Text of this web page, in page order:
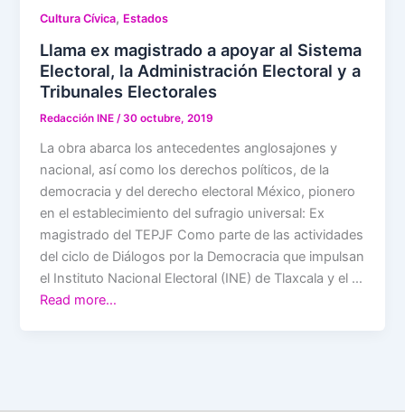
Cultura Cívica, Estados
Llama ex magistrado a apoyar al Sistema
Electoral, la Administración Electoral y a
Tribunales Electorales
Redacción INE/30 octubre, 2019
La obra abarca los antecedentes anglosajones y
nacional, así como los derechos políticos, de la
democracia y del derecho electoral México, pionero
en el establecimiento del sufragio universal: Ex
magistrado del TEPJF Como parte de las actividades
del ciclo de Diálogos por la Democracia que impulsan
el Instituto Nacional Electoral (INE) de Tlaxcala y el …
Read more…